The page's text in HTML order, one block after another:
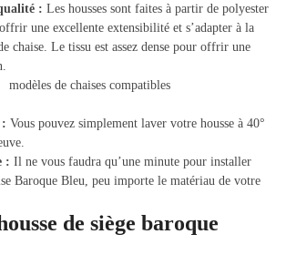
: Les housses sont faites à partir de polyester
une excellente extensibilité et s’adapter à la
chaise. Le tissu est assez dense pour offrir une
: Vous pouvez simplement laver votre housse à 40°
: Il ne vous faudra qu’une minute pour installer
Baroque Bleu, peu importe le matériau de votre
de siège baroque